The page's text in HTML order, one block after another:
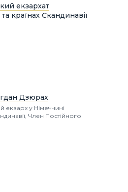
екзархат
країнах Скандинавії
Дзюрах
екзарх у Німеччині
Член Постійного